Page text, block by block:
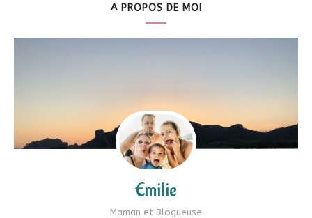
A PROPOS DE MOI
Emilie
Maman et Blogueuse